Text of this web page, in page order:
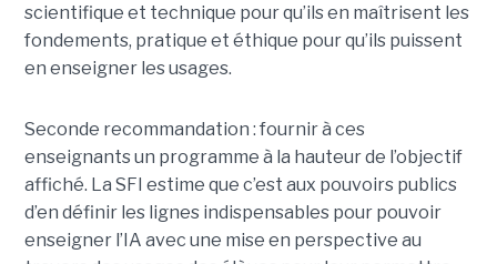
scientifique et technique pour qu’ils en maîtrisent les
fondements, pratique et éthique pour qu’ils puissent
en enseigner les usages.
Seconde recommandation : fournir à ces
enseignants un programme à la hauteur de l’objectif
affiché. La SFI estime que c’est aux pouvoirs publics
d’en définir les lignes indispensables pour pouvoir
enseigner l’IA avec une mise en perspective au